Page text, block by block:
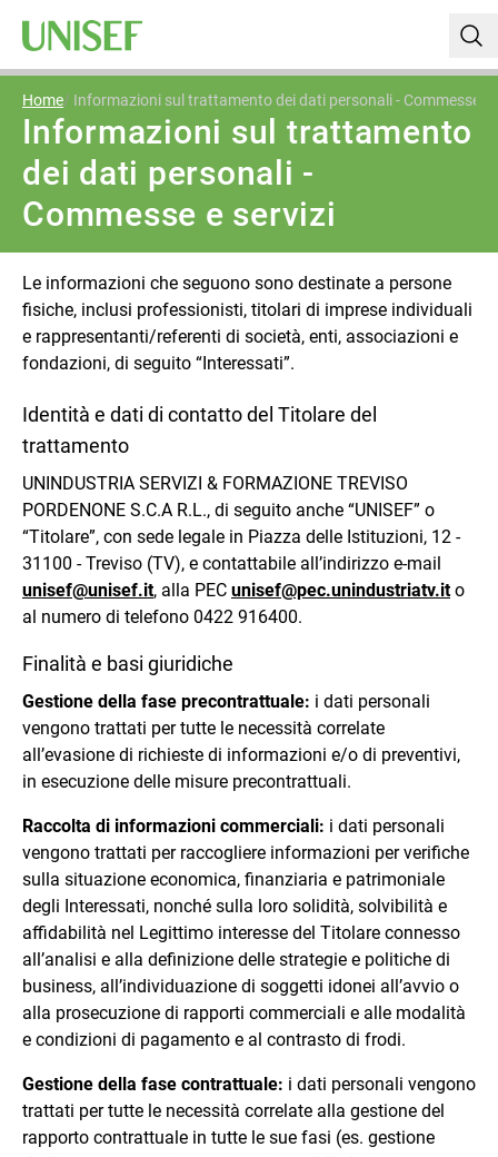
Home Informazioni sul trattamento dei dati personali - Commesse e
Informazioni sul trattamento
dei dati personali -
Commesse e servizi
Le informazioni che seguono sono destinate a persone
fisiche, inclusi professionisti, titolari di imprese individuali
e rappresentanti/referenti di società, enti, associazioni e
fondazioni, di seguito “Interessati”.
Identità e dati di contatto del Titolare del
trattamento
UNINDUSTRIA SERVIZI & FORMAZIONE TREVISO
PORDENONE S.C.A R.L., di seguito anche “UNISEF” o
“Titolare”, con sede legale in Piazza delle Istituzioni, 12 -
31100 - Treviso (TV), e contattabile all’indirizzo e-mail
unisef@unisef.it, alla PEC unisef@pec.unindustriatv.ito
al numero di telefono 0422 916400.
Finalità e basi giuridiche
Gestione della fase precontrattuale: i dati personali
vengono trattati per tutte le necessità correlate
all’evasione di richieste di informazioni e/o di preventivi,
in esecuzione delle misure precontrattuali.
Raccolta di informazioni commerciali: i dati personali
vengono trattati per raccogliere informazioni per verifiche
sulla situazione economica, finanziaria e patrimoniale
degli Interessati, nonché sulla loro solidità, solvibilità e
affidabilità nel Legittimo interesse del Titolare connesso
all’analisi e alla definizione delle strategie e politiche di
business, all’individuazione di soggetti idonei all’avvio o
alla prosecuzione di rapporti commerciali e alle modalità
e condizioni di pagamento e al contrasto di frodi.
Gestione della fase contrattuale: i dati personali vengono
trattati per tutte le necessità correlate alla gestione del
rapporto contrattuale in tutte le sue fasi (es. gestione